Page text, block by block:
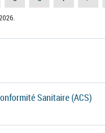
Sanitaire (ACS)